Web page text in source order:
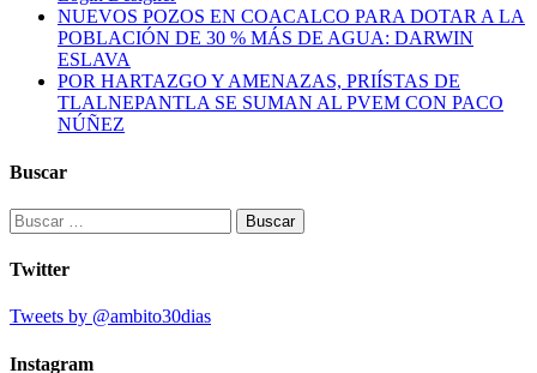
NUEVOS POZOS EN COACALCO PARA DOTAR A LA
POBLACIÓN DE 30 % MÁS DE AGUA: DARWIN
ESLAVA
POR HARTAZGO Y AMENAZAS, PRIÍSTAS DE
TLALNEPANTLA SE SUMAN AL PVEM CON PACO
NÚÑEZ
Buscar
Buscar:
Twitter
Tweets by @ambito30dias
Instagram